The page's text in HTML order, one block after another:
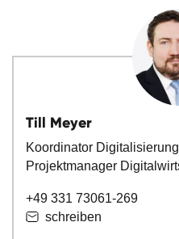
Till Meyer
Koordinator
Projektmanager
+49 331 73061-269
schreiben